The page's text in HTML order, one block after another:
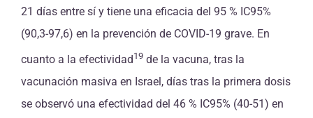
21 días entre sí y tiene una eficacia del 95 % IC95%
(90,3-97,6) en la prevención de COVID-19 grave. En
cuanto a la efectividad19 de la vacuna, tras la
vacunación masiva en Israel, días tras la primera dosis
se observó una efectividad del 46 % IC95% (40-51) en